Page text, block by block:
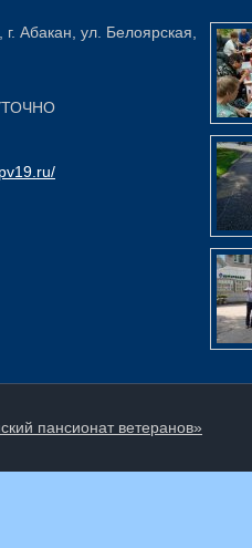
Абакан, ул. Белоярская,
пансионат ветеранов»